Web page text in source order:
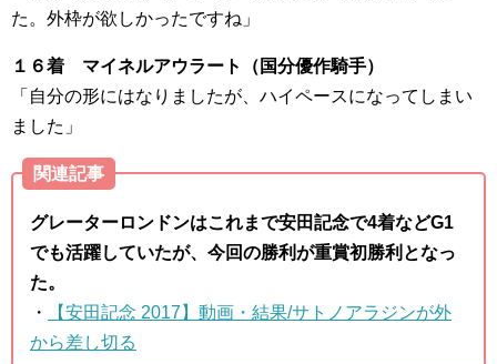
た。外枠が欲しかったですね」
１６着 マイネルアウラート（国分優作騎手）
「自分の形にはなりましたが、ハイペースになってしまい
ました」
関連記事
グレーターロンドンはこれまで安田記念で4着などG1
でも活躍していたが、今回の勝利が重賞初勝利となっ
た。
・
【安田記念 2017】動画・結果/サトノアラジンが外
から差し切る